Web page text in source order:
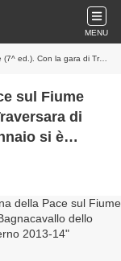
MENU
12 gennaio si è concluso il Trittico d'Inverno 2013-14
sul Fiume
di
si è